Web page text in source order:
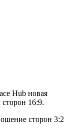
Hub новая
16:9.
сторон 3:2